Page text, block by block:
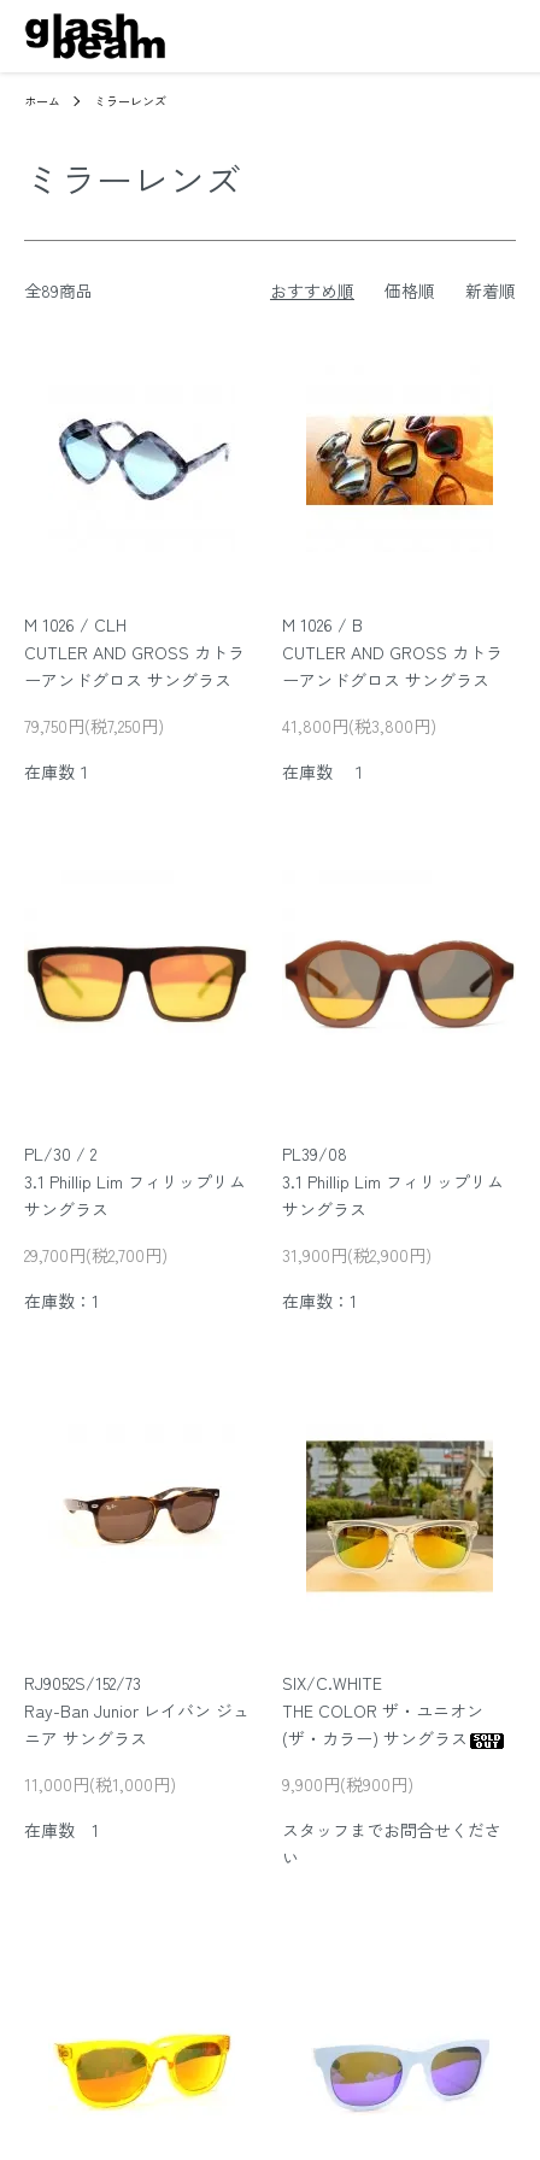
ホーム ミラーレンズ
ミラーレンズ
全89商品 おすすめ順 価格順 新着順
M 1026 / CLH
CUTLER AND GROSS カトラ
ーアンドグロス サングラス
79,750円(税7,250円)
在庫数１
M 1026 / B
CUTLER AND GROSS カトラ
ーアンドグロス サングラス
41,800円(税3,800円)
在庫数 １
PL/30 / 2
3.1 Phillip Lim フィリップリム
サングラス
29,700円(税2,700円)
在庫数：1
PL39/08
3.1 Phillip Lim フィリップリム
サングラス
31,900円(税2,900円)
在庫数：1
RJ9052S/152/73
Ray-Ban Junior レイバン ジュ
ニア サングラス
11,000円(税1,000円)
在庫数 1
SIX/C.WHITE
THE COLOR ザ・ユニオン
(ザ・カラー) サングラス
9,900円(税900円)
スタッフまでお問合せくださ
い